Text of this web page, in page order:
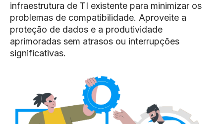
infraestrutura de TI existente para minimizar os
problemas de compatibilidade. Aproveite a
proteção de dados e a produtividade
aprimoradas sem atrasos ou interrupções
significativas.